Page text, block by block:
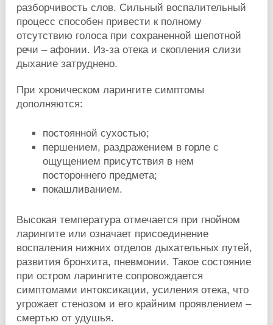
разборчивость слов. Сильный воспалительный
процесс способен привести к полному
отсутствию голоса при сохраненной шепотной
речи – афонии. Из-за отека и скопления слизи
дыхание затруднено.
При хроническом ларингите симптомы
дополняются:
постоянной сухостью;
першением, раздражением в горле с
ощущением присутствия в нем
постороннего предмета;
покашливанием.
Высокая температура отмечается при гнойном
ларингите или означает присоединение
воспаления нижних отделов дыхательных путей,
развития бронхита, пневмонии. Такое состояние
при остром ларингите сопровождается
симптомами интоксикации, усиления отека, что
угрожает стенозом и его крайним проявлением –
смертью от удушья.